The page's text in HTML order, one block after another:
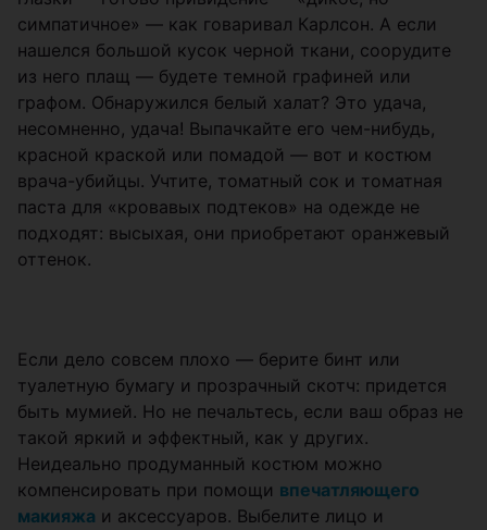
симпатичное» — как говаривал Карлсон. А если
нашелся большой кусок черной ткани, соорудите
из него плащ — будете темной графиней или
графом. Обнаружился белый халат? Это удача,
несомненно, удача! Выпачкайте его чем-нибудь,
красной краской или помадой — вот и костюм
врача-убийцы. Учтите, томатный сок и томатная
паста для «кровавых подтеков» на одежде не
подходят: высыхая, они приобретают оранжевый
оттенок.
Если дело совсем плохо — берите бинт или
туалетную бумагу и прозрачный скотч: придется
быть мумией. Но не печальтесь, если ваш образ не
такой яркий и эффектный, как у других.
Неидеально продуманный костюм можно
компенсировать при помощи впечатляющего
макияжа и аксессуаров. Выбелите лицо и